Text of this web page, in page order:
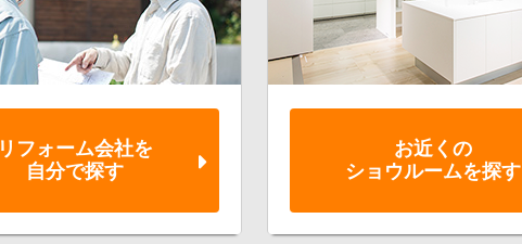
リフォーム会社を
自分で探す
お近くの
ショウルームを探す